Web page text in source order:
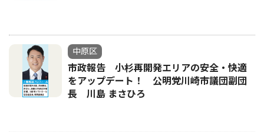
中原区
市政報告 小杉再開発エリアの安全・快適
をアップデート！ 公明党川崎市議団副団
長 川島 まさひろ